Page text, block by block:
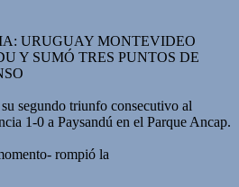
URUGUAY MONTEVIDEO
Y SUMÓ TRES PUNTOS DE
segundo triunfo consecutivo al
1-0 a Paysandú en el Parque Ancap.
rompió la